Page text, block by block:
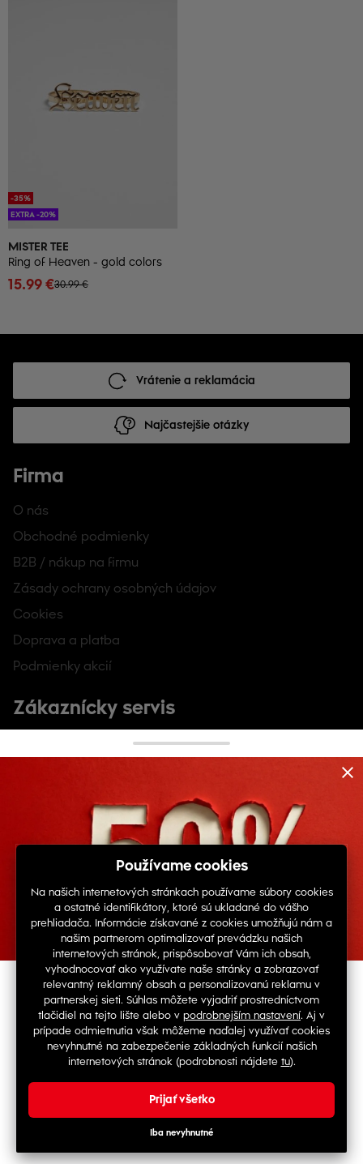
MISTER TEE
Ring of Heaven - gold colors
30.99 €
15.99 €
-35%
EXTRA -20%
Vrátenie a reklamácia
Najčastejšie otázky
Firma
O nás
Obchodné podmienky
B2B / nákup na firmu
Zásady ochrany osobných údajov
Cookies
Doprava a platba
Podmienky akcií
Zákaznícky servis
História objednávok
Skontrolovať stav objednávky
Nájdete nás na sociálnych sieťach
© Copyright 2026 TOP 1 IT Solutions, s.r.o.
Sme aj v ďalších krajinách
Obrovské doplnenie výpredaja!
Pridali sme viac ako 10 000 produktov do výpredaja, ktoré sú
teraz za zlomok pôvodnej ceny.
Použi kódSTOCK50a získaj extra zľavu -50% na vybrané
Platí len do vypredania zásob. Nezmeškaj!
Nakupovať teraz